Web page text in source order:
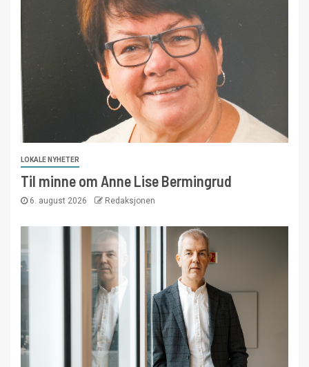
LOKALE NYHETER
Til minne om Anne Lise Bermingrud
6. august 2026 Redaksjonen